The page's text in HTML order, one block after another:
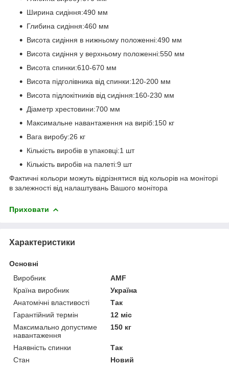
Ширина сидіння:490 мм
Глибина сидіння:460 мм
Висота сидіння в нижньому положенні:490 мм
Висота сидіння у верхньому положенні:550 мм
Висота спинки:610-670 мм
Висота підголівника від спинки:120-200 мм
Висота підлокітників від сидіння:160-230 мм
Діаметр хрестовини:700 мм
Максимальне навантаження на виріб:150 кг
Вага виробу:26 кг
Кількість виробів в упаковці:1 шт
Кількість виробів на палеті:9 шт
Фактичні кольори можуть відрізнятися від кольорів на моніторі
в залежності від налаштувань Вашого монітора
Приховати
Характеристики
Основні
Виробник
AMF
Країна виробник
Україна
Анатомічні властивості
Так
Гарантійний термін
12 міс
Максимально допустиме
навантаження
150 кг
Наявність спинки
Так
Стан
Новий